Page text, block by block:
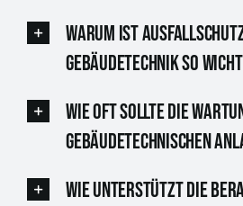
Warum ist
Gebäudetechnik so
Wie oft sollte die
gebäudetechnischen
Wie unterstützt die